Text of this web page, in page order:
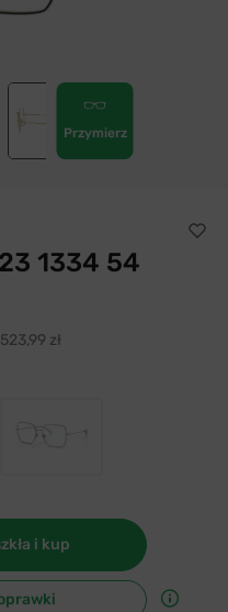
Przymierz
1334 54
523,99 zł
i kup